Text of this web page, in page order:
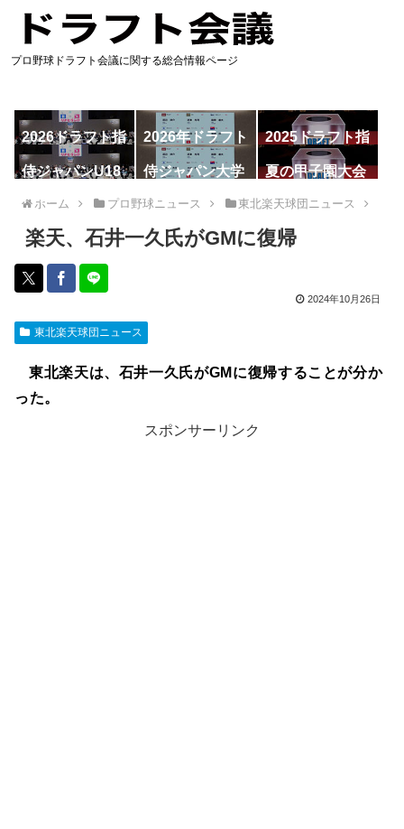
プロ野球ドラフト会議に関する総合情報ページ
2026ドラフト指
名予想
2026年ドラフト
候補
2025ドラフト指
名一覧
侍ジャパンU18
代表
侍ジャパン大学
代表
夏の甲子園大会
ホーム プロ野球ニュース 東北楽天球団ニュース
楽天、石井一久氏がGMに復帰
2024年10月26日
東北楽天球団ニュース
東北楽天は、石井一久氏がGMに復帰することが分か
った。
スポンサーリンク